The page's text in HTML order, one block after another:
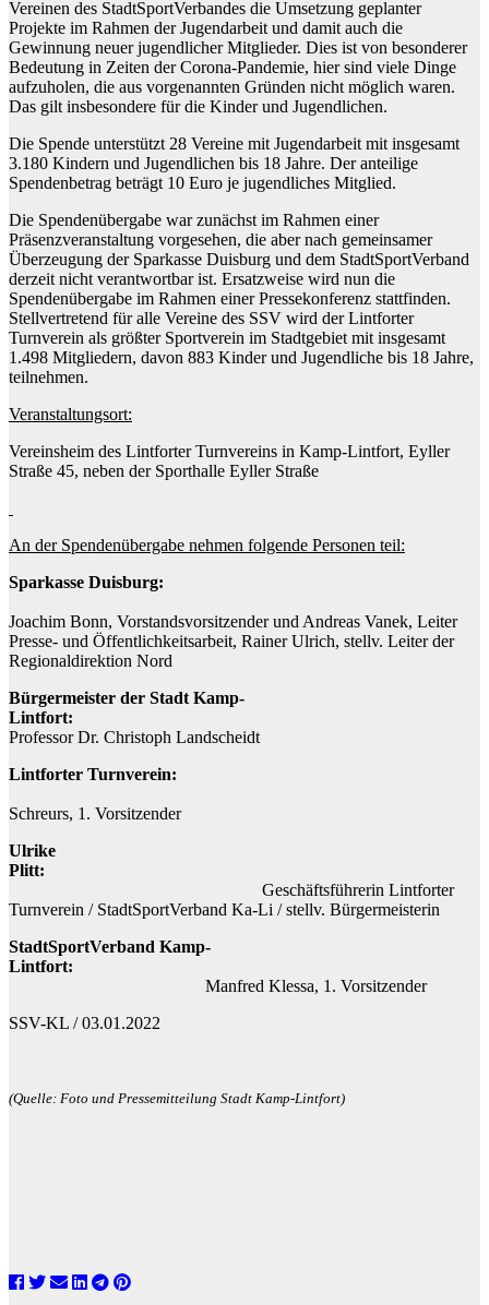
Vereinen des StadtSportVerbandes die Umsetzung geplanter
Projekte im Rahmen der Jugendarbeit und damit auch die
Gewinnung neuer jugendlicher Mitglieder. Dies ist von besonderer
Bedeutung in Zeiten der Corona-Pandemie, hier sind viele Dinge
aufzuholen, die aus vorgenannten Gründen nicht möglich waren.
Das gilt insbesondere für die Kinder und Jugendlichen.
Die Spende unterstützt 28 Vereine mit Jugendarbeit mit insgesamt
3.180 Kindern und Jugendlichen bis 18 Jahre. Der anteilige
Spendenbetrag beträgt 10 Euro je jugendliches Mitglied.
Die Spendenübergabe war zunächst im Rahmen einer
Präsenzveranstaltung vorgesehen, die aber nach gemeinsamer
Überzeugung der Sparkasse Duisburg und dem StadtSportVerband
derzeit nicht verantwortbar ist. Ersatzweise wird nun die
Spendenübergabe im Rahmen einer Pressekonferenz stattfinden.
Stellvertretend für alle Vereine des SSV wird der Lintforter
Turnverein als größter Sportverein im Stadtgebiet mit insgesamt
1.498 Mitgliedern, davon 883 Kinder und Jugendliche bis 18 Jahre,
teilnehmen.
Veranstaltungsort:
Vereinsheim des Lintforter Turnvereins in Kamp-Lintfort, Eyller
Straße 45, neben der Sporthalle Eyller Straße
An der Spendenübergabe nehmen folgende Personen teil:
Sparkasse Duisburg:
Joachim Bonn, Vorstandsvorsitzender und Andreas Vanek, Leiter
Presse- und Öffentlichkeitsarbeit, Rainer Ulrich, stellv. Leiter der
Regionaldirektion Nord
Bürgermeister der Stadt Kamp-
Professor Dr. Christoph Landscheidt
Lintforter Turnverein:
Schreurs, 1. Vorsitzender
Ulrike
Plitt:
Geschäftsführerin Lintforter
Turnverein / StadtSportVerband Ka-Li / stellv. Bürgermeisterin
StadtSportVerband Kamp-
Lintfort:
Manfred Klessa, 1. Vorsitzender
SSV-KL / 03.01.2022
(Quelle: Foto und Pressemitteilung Stadt Kamp-Lintfort)